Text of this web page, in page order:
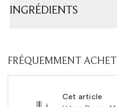
INGRÉDIENTS
FRÉQUEMMENT
Cet article